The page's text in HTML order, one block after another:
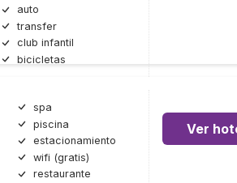
auto
transfer
club infantil
bicicletas
spa
piscina
estacionamiento
wifi (gratis)
restaurante
Ver